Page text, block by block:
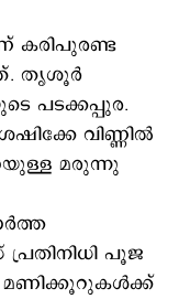
കരിപുരണ്ട
തൃശൂര്‍
പടക്കപ്പുര.
വിണ്ണില്‍
മരുന്നു
പൂജ
മണിക്കൂറുകള്‍ക്ക്